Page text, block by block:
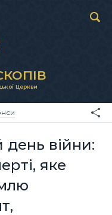
Церкви
день війни:
яке